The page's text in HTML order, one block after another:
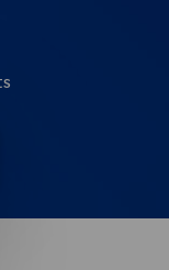
la notification du